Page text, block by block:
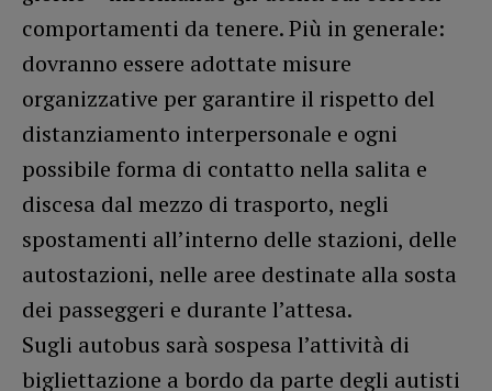
comportamenti da tenere. Più in generale:
dovranno essere adottate misure
organizzative per garantire il rispetto del
distanziamento interpersonale e ogni
possibile forma di contatto nella salita e
discesa dal mezzo di trasporto, negli
spostamenti all’interno delle stazioni, delle
autostazioni, nelle aree destinate alla sosta
dei passeggeri e durante l’attesa.
Sugli autobus sarà sospesa l’attività di
bigliettazione a bordo da parte degli autisti